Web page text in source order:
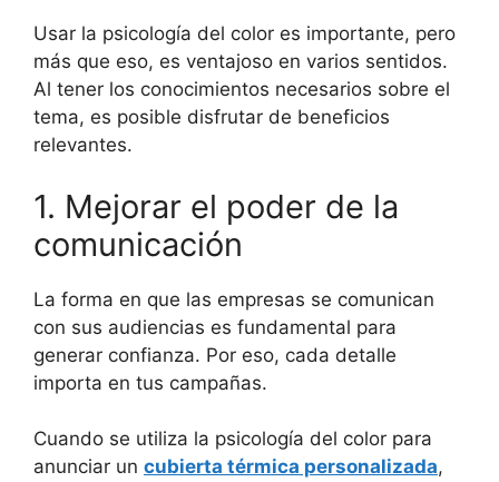
Usar la psicología del color es importante, pero
más que eso, es ventajoso en varios sentidos.
Al tener los conocimientos necesarios sobre el
tema, es posible disfrutar de beneficios
relevantes.
1. Mejorar el poder de la
comunicación
La forma en que las empresas se comunican
con sus audiencias es fundamental para
generar confianza. Por eso, cada detalle
importa en tus campañas.
Cuando se utiliza la psicología del color para
anunciar un cubierta térmica personalizada,